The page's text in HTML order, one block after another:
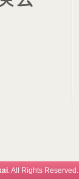
. All Rights Reserved.